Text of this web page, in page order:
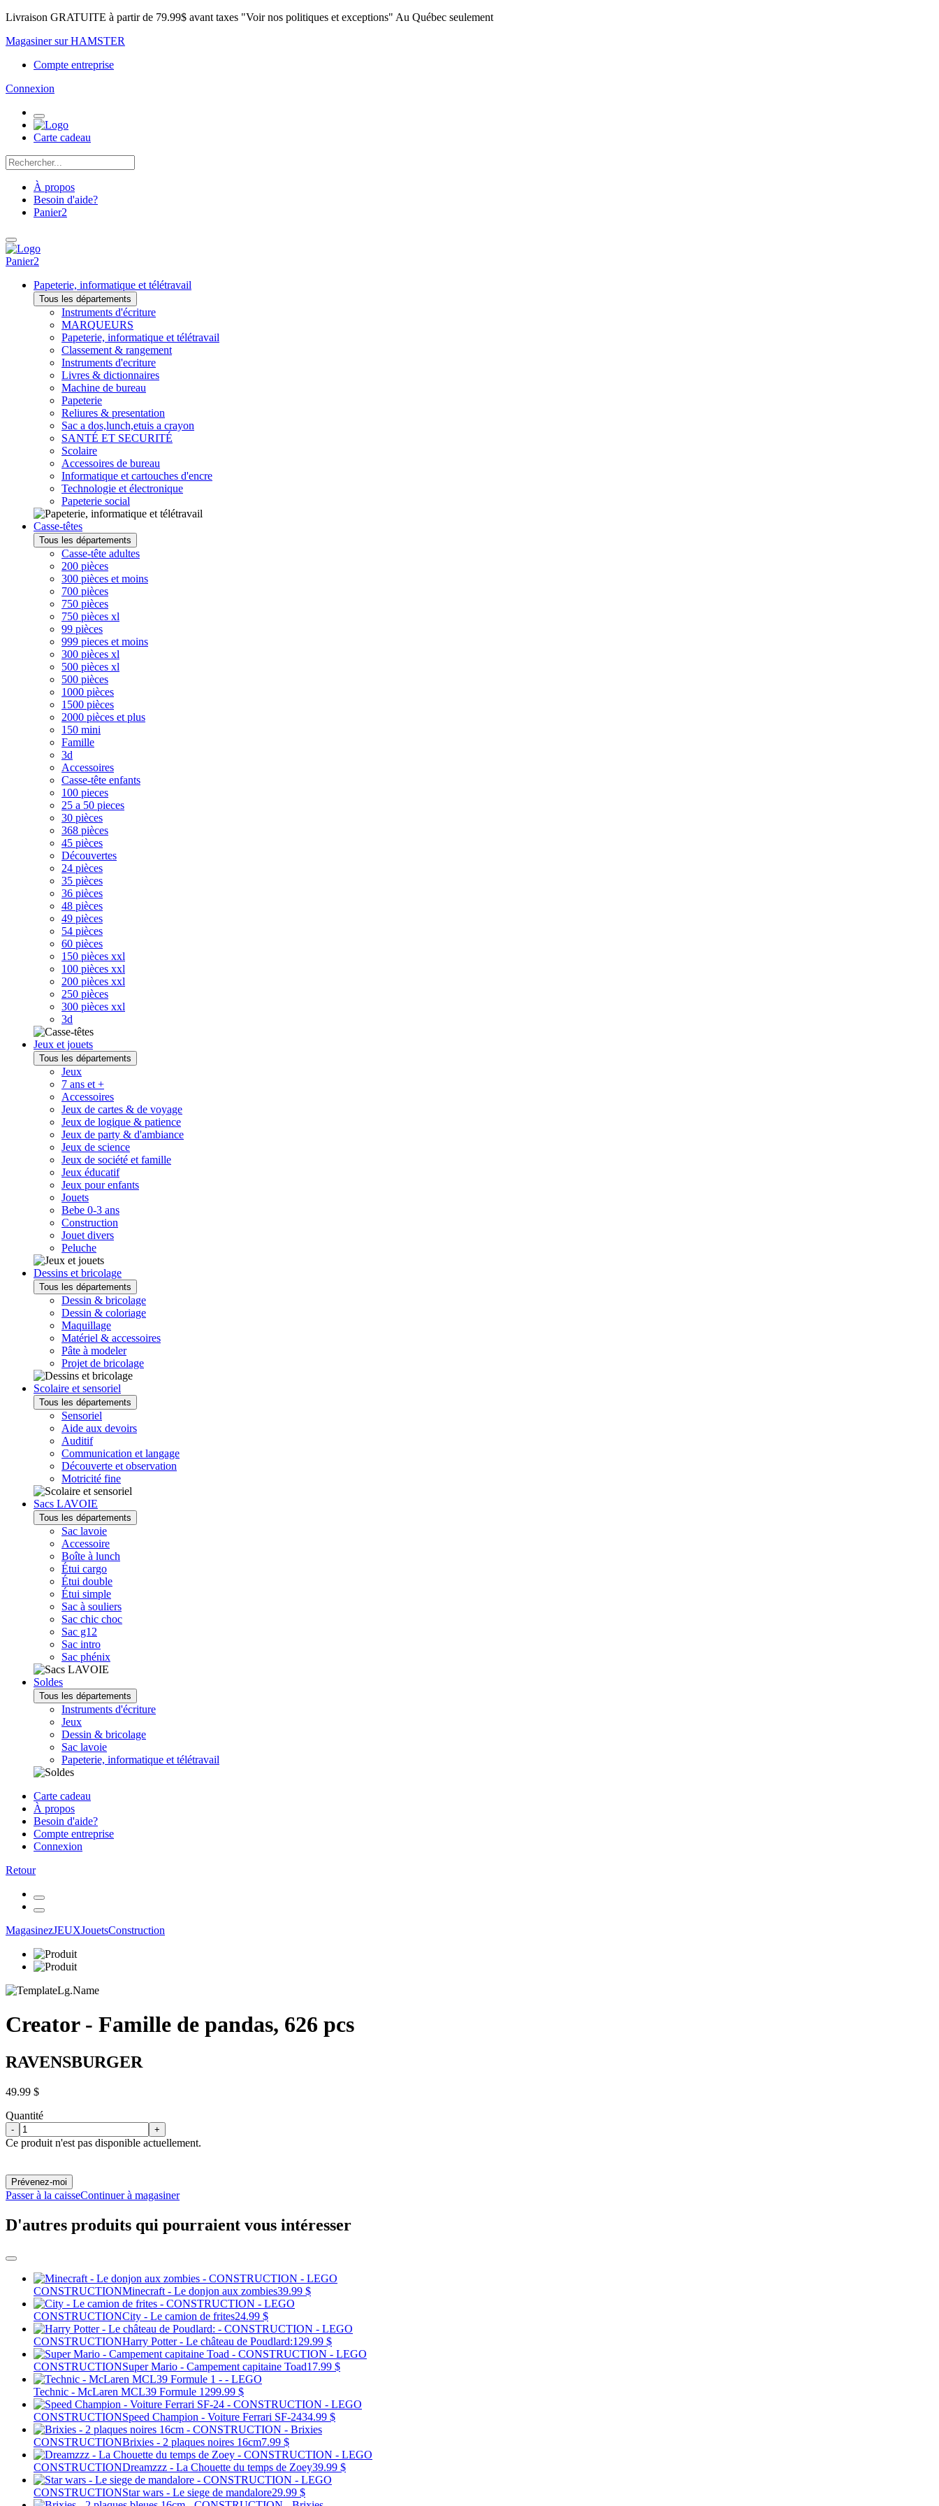
Livraison GRATUITE à partir de 79.99$ avant taxes "Voir nos politiques et exceptions" Au Québec seulement
Magasiner sur HAMSTER
Compte entreprise
Connexion
Carte cadeau
À propos
Besoin d'aide?
Panier2
Panier2
Papeterie, informatique et télétravail
Tous les départements
Instruments d'écriture
MARQUEURS
Papeterie, informatique et télétravail
Classement & rangement
Instruments d'ecriture
Livres & dictionnaires
Machine de bureau
Papeterie
Reliures & presentation
Sac a dos,lunch,etuis a crayon
SANTÉ ET SECURITÉ
Scolaire
Accessoires de bureau
Informatique et cartouches d'encre
Technologie et électronique
Papeterie social
Casse-têtes
Tous les départements
Casse-tête adultes
200 pièces
300 pièces et moins
700 pièces
750 pièces
750 pièces xl
99 pièces
999 pieces et moins
300 pièces xl
500 pièces xl
500 pièces
1000 pièces
1500 pièces
2000 pièces et plus
150 mini
Famille
3d
Accessoires
Casse-tête enfants
100 pieces
25 a 50 pieces
30 pièces
368 pièces
45 pièces
Découvertes
24 pièces
35 pièces
36 pièces
48 pièces
49 pièces
54 pièces
60 pièces
150 pièces xxl
100 pièces xxl
200 pièces xxl
250 pièces
300 pièces xxl
3d
Jeux et jouets
Tous les départements
Jeux
7 ans et +
Accessoires
Jeux de cartes & de voyage
Jeux de logique & patience
Jeux de party & d'ambiance
Jeux de science
Jeux de société et famille
Jeux éducatif
Jeux pour enfants
Jouets
Bebe 0-3 ans
Construction
Jouet divers
Peluche
Dessins et bricolage
Tous les départements
Dessin & bricolage
Dessin & coloriage
Maquillage
Matériel & accessoires
Pâte à modeler
Projet de bricolage
Scolaire et sensoriel
Tous les départements
Sensoriel
Aide aux devoirs
Auditif
Communication et langage
Découverte et observation
Motricité fine
Sacs LAVOIE
Tous les départements
Sac lavoie
Accessoire
Boîte à lunch
Étui cargo
Étui double
Étui simple
Sac à souliers
Sac chic choc
Sac g12
Sac intro
Sac phénix
Soldes
Tous les départements
Instruments d'écriture
Jeux
Dessin & bricolage
Sac lavoie
Papeterie, informatique et télétravail
Carte cadeau
À propos
Besoin d'aide?
Compte entreprise
Connexion
Retour
MagasinezJEUXJouetsConstruction
Creator - Famille de pandas, 626 pcs
RAVENSBURGER
49.99 $
Quantité
- +
Ce produit n'est pas disponible actuellement.
Prévenez-moi
Passer à la caisseContinuer à magasiner
D'autres produits qui pourraient vous intéresser
CONSTRUCTIONMinecraft - Le donjon aux zombies39.99 $
CONSTRUCTIONCity - Le camion de frites24.99 $
CONSTRUCTIONHarry Potter - Le château de Poudlard:129.99 $
CONSTRUCTIONSuper Mario - Campement capitaine Toad17.99 $
Technic - McLaren MCL39 Formule 1 299.99 $
CONSTRUCTIONSpeed Champion - Voiture Ferrari SF-2434.99 $
CONSTRUCTIONBrixies - 2 plaques noires 16cm7.99 $
CONSTRUCTIONDreamzzz - La Chouette du temps de Zoey39.99 $
CONSTRUCTIONStar wars - Le siege de mandalore29.99 $